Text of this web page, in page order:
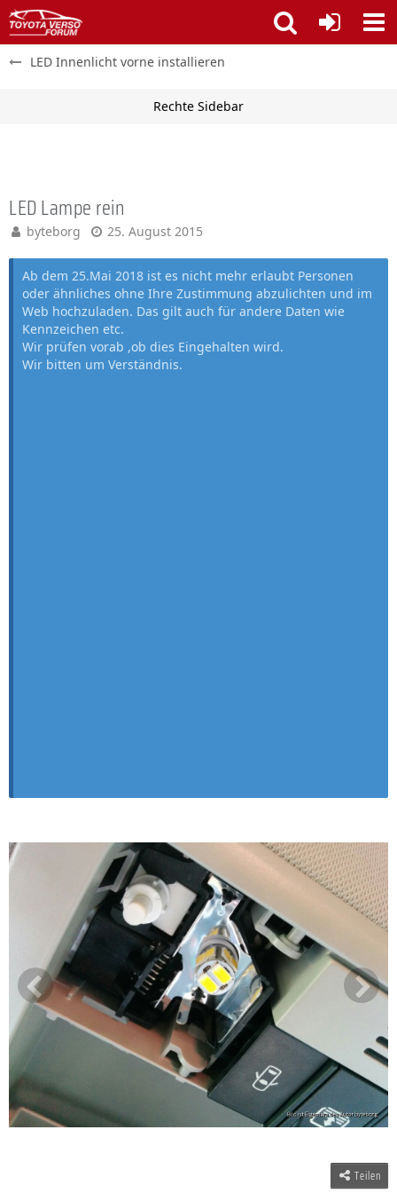
LED Innenlicht vorne installieren
LED Lampe rein
byteborg 25. August 2015
Ab dem 25.Mai 2018 ist es nicht mehr erlaubt Personen
oder ähnliches ohne Ihre Zustimmung abzulichten und im
Web hochzuladen. Das gilt auch für andere Daten wie
Kennzeichen etc.
Wir prüfen vorab ,ob dies Eingehalten wird.
Wir bitten um Verständnis.
Teilen